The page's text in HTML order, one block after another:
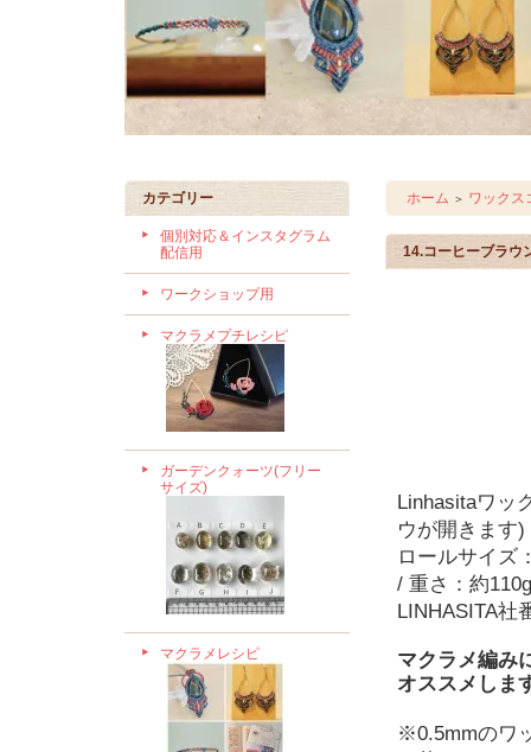
カテゴリー
個別対応＆インスタグラム
配信用
ワークショップ用
マクラメプチレシピ
ガーデンクォーツ(フリー
サイズ)
マクラメレシピ
ホーム ＞ ワックス
14.コーヒーブラウ
Linhasitaワッ
ウが開きます)
ロールサイズ
/ 重さ：約
LINHASITA社
マクラメ編み
オススメしま
※0.5mmのワ